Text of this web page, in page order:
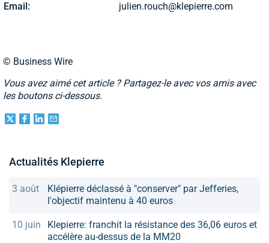
Email: julien.rouch@klepierre.com
© Business Wire
Vous avez aimé cet article ? Partagez-le avec vos amis avec
les boutons ci-dessous.
Actualités Klepierre
3 août
Klépierre déclassé à "conserver" par Jefferies,
l'objectif maintenu à 40 euros
10 juin
Klepierre: franchit la résistance des 36,06 euros et
accélère au-dessus de la MM20